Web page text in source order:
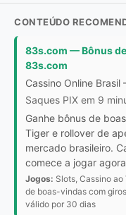
CONTEÚDO
83s.com — Bônus
83s.com
Cassino Online
Saques PIX em 9
Ganhe bônus de
Tiger e rollover de
mercado brasileiro.
comece a jogar
Jogos: Slots, Cassino ao
de boas-vindas com
válido por 30 dias